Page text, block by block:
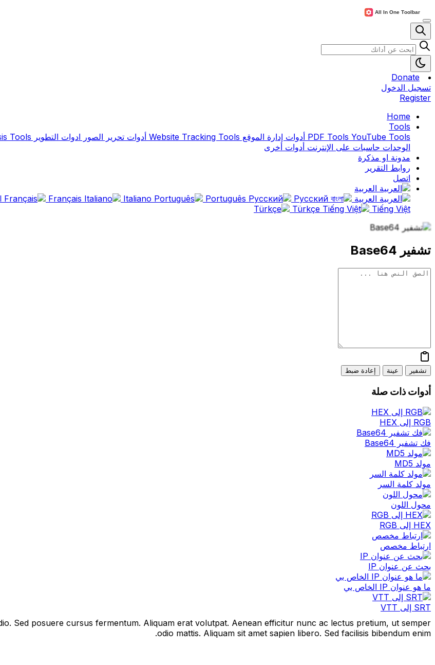
Donate
تسجيل الدخول
Register
Home
Tools
PDF Tools YouTube Tools أدوات إدارة الموقع Website Tracking Tools أدوات تحرير الصور ادوات التطوير Tools
الوحدات حاسبات على الإنترنت أدوات أخرى
مدونة او مذكرة
روابط التقرير
اتصل
العربية
العربية
Français Italiano Português
Русский
Türkçe
Tiếng Việt
تشفير Base64
تشفير عينة إعادة ضبط
أدوات ذات صلة
RGB إلى HEX
فك تشفير Base64
مولد MD5
مولد كلمة السر
محول اللون
HEX إلى RGB
ارتباط مخصص
بحث عن عنوان IP
ما هو عنوان IP الخاص بي
SRT إلى VTT
Sed posuere cursus fermentum. Aliquam erat volutpat. Aenean efficitur nunc ac lectus pretium, ut semper
odio mattis. Aliquam sit amet sapien libero. Sed facilisis bibendum enim.